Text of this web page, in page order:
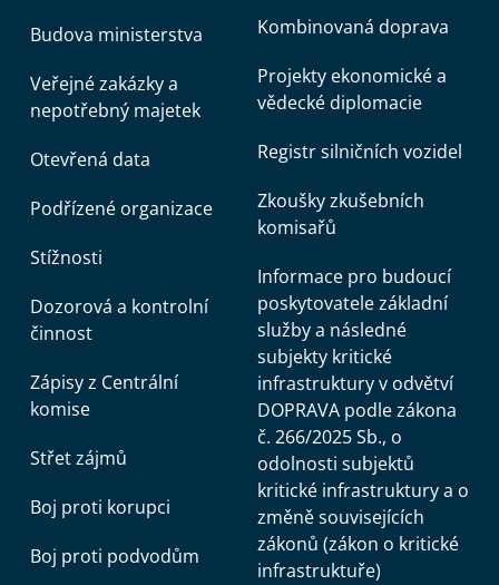
Budova ministerstva
Veřejné zakázky a
nepotřebný majetek
Otevřená data
Podřízené organizace
Stížnosti
Dozorová a kontrolní
činnost
Zápisy z Centrální
komise
Střet zájmů
Boj proti korupci
Boj proti podvodům
Kombinovaná doprava
Projekty ekonomické a
vědecké diplomacie
Registr silničních vozidel
Zkoušky zkušebních
komisařů
Informace pro budoucí
poskytovatele základní
služby a následné
subjekty kritické
infrastruktury v odvětví
DOPRAVA podle zákona
č. 266/2025 Sb., o
odolnosti subjektů
kritické infrastruktury a o
změně souvisejících
zákonů (zákon o kritické
infrastruktuře)